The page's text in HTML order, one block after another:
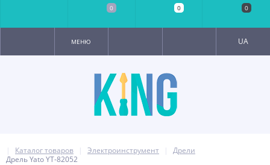
МЕНЮ UA
Каталог товаров Электроинструмент
Дрели
Дрель Yato YT-82052
0 0 0